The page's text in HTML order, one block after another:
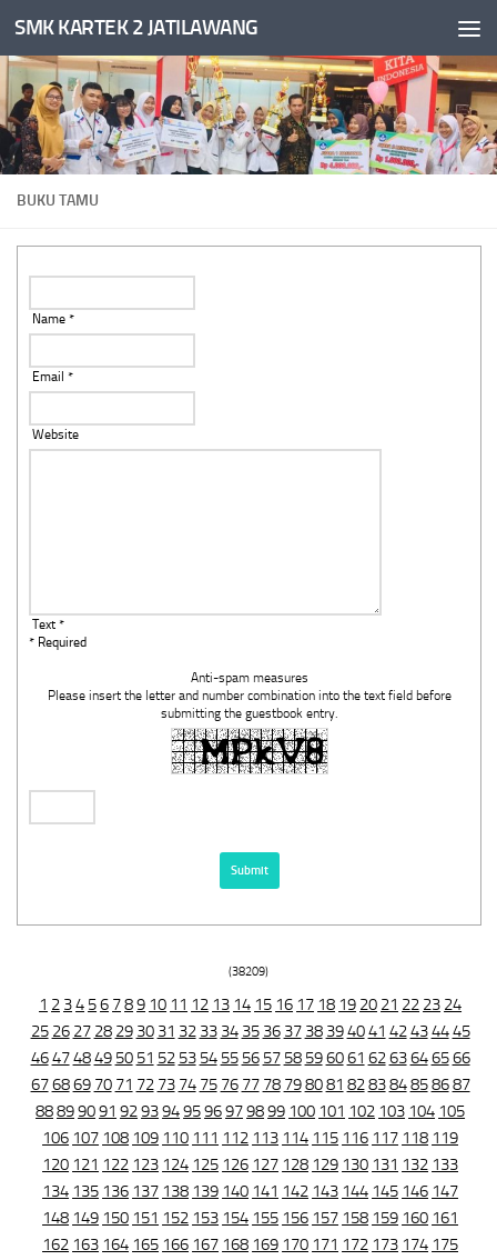
Skip to content
SMK KARTEK 2 JATILAWANG
BUKU TAMU
Name *
Email *
Website
Text *
* Required
Anti-spam measures
Please insert the letter and number combination into the text field before
submitting the guestbook entry.
(38209)
1 2 34 56 789 10 11 12 13 14 15 16 17 18 19 20 21 22 23 24
25 26 27 28 29 30 31 32 33 34 35 36 37 38 394041 42434445
46474849 50 51 52 53 54 55 56 57 58 596061 6263646566
676869 70 71 72 73 74 75 76 77 78 798081 828384858687
88899091 9293949596979899 100 101 102 103 104 105
106 107 108 109 110 111 112 113 114 115 116 117 118 119
120 121 122 123 124 125 126 127 128 129 130 131 132 133
134 135 136 137 138 139 140 141 142 143 144 145 146 147
148 149 150 151 152 153 154 155 156 157 158 159 160 161
162 163 164 165 166 167 168 169 170 171 172 173 174 175